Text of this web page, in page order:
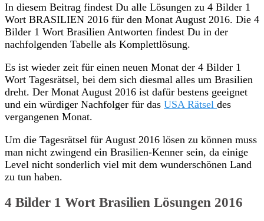
In diesem Beitrag findest Du alle Lösungen zu 4 Bilder 1
Wort BRASILIEN 2016 für den Monat August 2016. Die 4
Bilder 1 Wort Brasilien Antworten findest Du in der
nachfolgenden Tabelle als Komplettlösung.
Es ist wieder zeit für einen neuen Monat der 4 Bilder 1
Wort Tagesrätsel, bei dem sich diesmal alles um Brasilien
dreht. Der Monat August 2016 ist dafür bestens geeignet
und ein würdiger Nachfolger für das USA Rätsel des
vergangenen Monat.
Um die Tagesrätsel für August 2016 lösen zu können muss
man nicht zwingend ein Brasilien-Kenner sein, da einige
Level nicht sonderlich viel mit dem wunderschönen Land
zu tun haben.
4 Bilder 1 Wort Brasilien Lösungen 2016